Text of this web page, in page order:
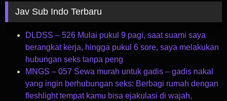
Jav Sub Indo Terbaru
DLDSS – 526 Mulai pukul 9 pagi, saat suami saya
berangkat kerja, hingga pukul 6 sore, saya melakukan
hubungan seks tanpa peng
MNGS – 057 Sewa murah untuk gadis – gadis nakal
yang ingin berhubungan seks: Berbagi rumah dengan
fleshlight tempat kamu bisa ejakulasi di wajah,